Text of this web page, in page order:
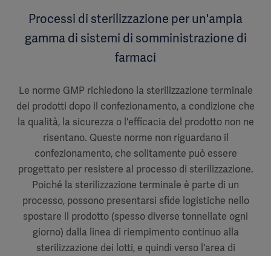
Processi di sterilizzazione per un'ampia
gamma di sistemi di somministrazione di
farmaci
Le norme GMP richiedono la sterilizzazione terminale
dei prodotti dopo il confezionamento, a condizione che
la qualità, la sicurezza o l'efficacia del prodotto non ne
risentano. Queste norme non riguardano il
confezionamento, che solitamente può essere
progettato per resistere al processo di sterilizzazione.
Poiché la sterilizzazione terminale è parte di un
processo, possono presentarsi sfide logistiche nello
spostare il prodotto (spesso diverse tonnellate ogni
giorno) dalla linea di riempimento continuo alla
sterilizzazione dei lotti, e quindi verso l'area di